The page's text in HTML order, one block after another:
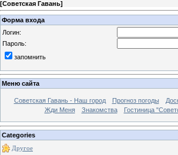
[Советская Гавань]
Форма входа
Логин:
Пароль:
запомнить
Меню сайта
Советская Гавань - Наш город Прогноз погоды
Жди Меня
Знакомства Гостиница
Categories
Другое